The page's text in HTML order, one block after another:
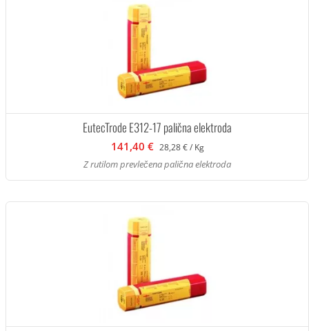
EutecTrode E312-17 palična elektroda
141,40 € 28,28 € / Kg
Z rutilom prevlečena palična elektroda